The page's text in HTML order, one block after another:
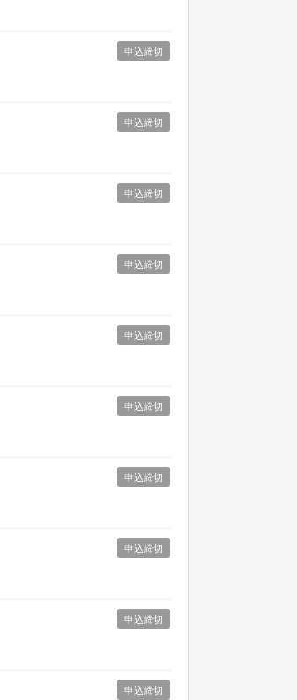
申込締切
申込締切
申込締切
申込締切
申込締切
申込締切
申込締切
申込締切
申込締切
申込締切